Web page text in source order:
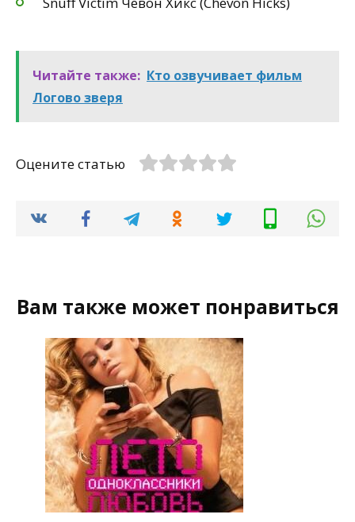
Читайте также: Кто озвучивает фильм
Логово зверя
Оцените статью
Вам также может понравиться